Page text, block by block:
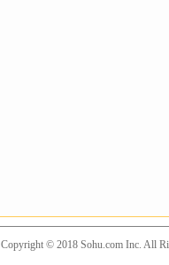
Copyright © 2018 Sohu.com Inc. All